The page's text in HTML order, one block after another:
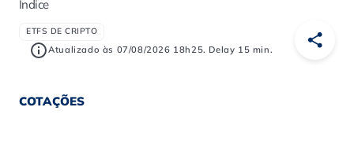
Índice
ETFS DE CRIPTO
Atualizado às 07/08/2026 18h25. Delay 15 min.
COTAÇÕES